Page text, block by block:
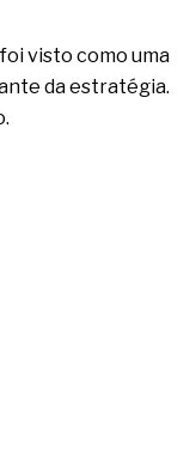
visto como uma
da estratégia.